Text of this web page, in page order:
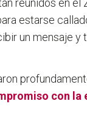
reunidos en el
estarse
un mensaje y
con la